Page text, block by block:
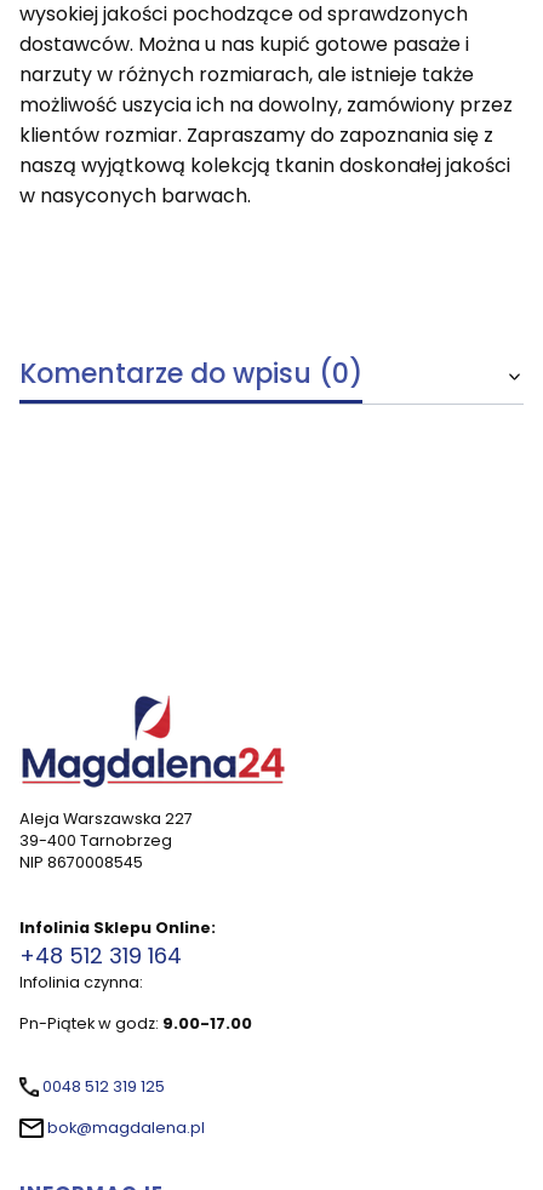
wysokiej jakości pochodzące od sprawdzonych
dostawców. Można u nas kupić gotowe pasaże i
narzuty w różnych rozmiarach, ale istnieje także
możliwość uszycia ich na dowolny, zamówiony przez
klientów rozmiar. Zapraszamy do zapoznania się z
naszą wyjątkową kolekcją tkanin doskonałej jakości
w nasyconych barwach.
Komentarze do wpisu (0)
Aleja Warszawska 227
39-400 Tarnobrzeg
NIP 8670008545
Infolinia Sklepu Online:
+48 512 319 164
Infolinia czynna:
Pn-Piątek w godz: 9.00-17.00
0048 512 319 125
bok@magdalena.pl